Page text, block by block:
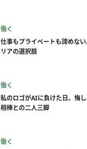
働く
仕事もプライベートも諦めな
リアの選択肢
働く
私のロゴがAIに負けた日。悔し
相棒との二人三脚
働く